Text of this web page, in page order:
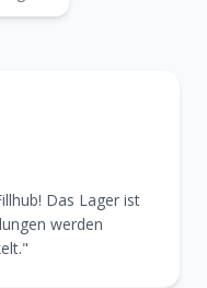
Das Lager ist
werden